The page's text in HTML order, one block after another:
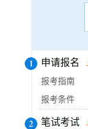
申请报名
报考指南
报考条件
笔试考试